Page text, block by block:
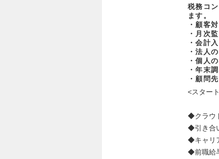
税務コ
ます。
・顧客
・月次
・会計
・法人
・個人
・年末
・顧問
<スター
◆クラウ
◆引き合
◆キャリ
◆前職給